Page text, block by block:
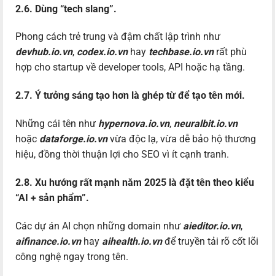
2.6. Dùng “tech slang”.
Phong cách trẻ trung và đậm chất lập trình như
devhub.io.vn, codex.io.vnhay techbase.io.vnrất phù
hợp cho startup về developer tools, API hoặc hạ tầng.
2.7. Ý tưởng sáng tạo hơn là ghép từ để tạo tên mới.
Những cái tên như hypernova.io.vn, neuralbit.io.vn
hoặc dataforge.io.vnvừa độc lạ, vừa dễ bảo hộ thương
hiệu, đồng thời thuận lợi cho SEO vì ít cạnh tranh.
2.8. Xu hướng rất mạnh năm 2025 là đặt tên theo kiểu
“AI + sản phẩm”.
Các dự án AI chọn những domain như aieditor.io.vn,
aifinance.io.vnhay aihealth.io.vn để truyền tải rõ cốt lõi
công nghệ ngay trong tên.